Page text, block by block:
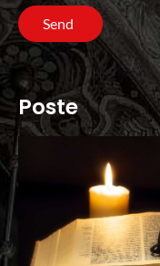
Send
Poste